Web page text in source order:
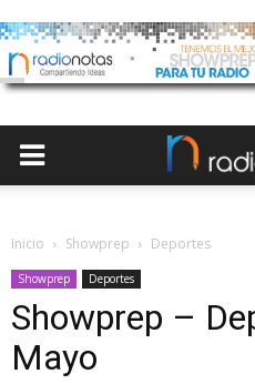
Inicio Showprep Deportes
Showprep Deportes
Showprep –
Mayo